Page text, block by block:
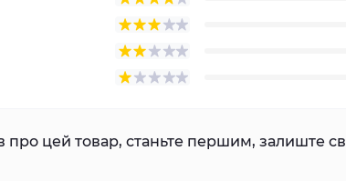
про цей товар, станьте першим, залиште